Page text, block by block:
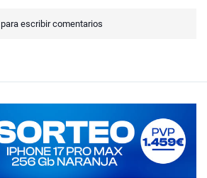
para escribir comentarios